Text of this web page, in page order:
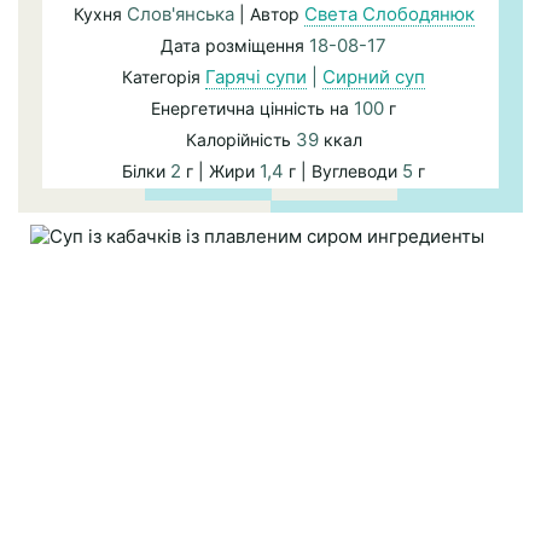
Кухня Слов'янська| Автор Света Слободянюк
Дата розміщення 18-08-17
Категорія Гарячі супи Сирний суп
Енергетична цінність на 100 г
Калорійність 39ккал
Білки 2 г | Жири 1,4 г | Вуглеводи 5 г